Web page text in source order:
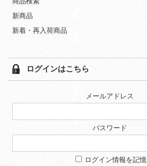
商品検索
新商品
新着・再入荷商品
ログインはこちら
メールアドレス
パスワード
ログイン情報を記憶